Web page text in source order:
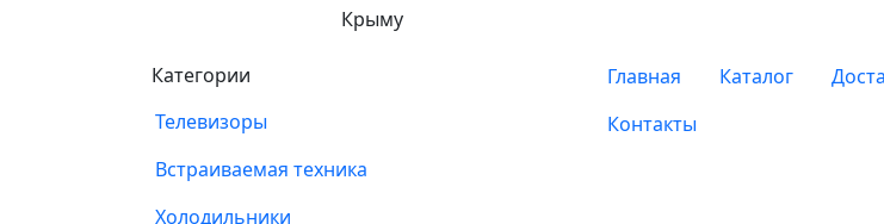
Крыму
Категории
Телевизоры
Встраиваемая техника
Холодильники
Главная Каталог
Контакты